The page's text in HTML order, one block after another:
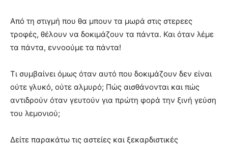
Από τη στιγμή που θα μπουν τα μωρά στις στερεες
τροφές, θέλουν να δοκιμάζουν τα πάντα. Και όταν λέμε
τα πάντα, εννοούμε τα πάντα!
Τι συμβαίνει όμως όταν αυτό που δοκιμάζουν δεν είναι
ούτε γλυκό, ούτε αλμυρό; Πώς αισθάνονται και πώς
αντιδρούν όταν γευτούν για πρώτη φορά την ξινή γεύση
του λεμονιού;
Δείτε παρακάτω τις αστείες και ξεκαρδιστικές